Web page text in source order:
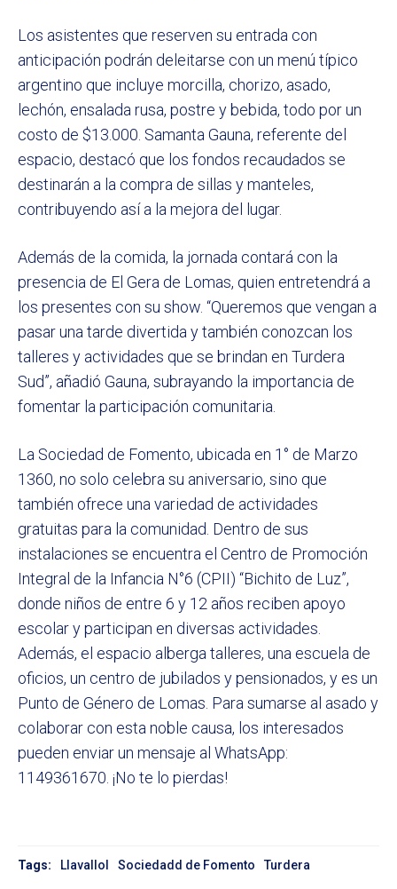
Los asistentes que reserven su entrada con
anticipación podrán deleitarse con un menú típico
argentino que incluye morcilla, chorizo, asado,
lechón, ensalada rusa, postre y bebida, todo por un
costo de $13.000. Samanta Gauna, referente del
espacio, destacó que los fondos recaudados se
destinarán a la compra de sillas y manteles,
contribuyendo así a la mejora del lugar.
Además de la comida, la jornada contará con la
presencia de El Gera de Lomas, quien entretendrá a
los presentes con su show. “Queremos que vengan a
pasar una tarde divertida y también conozcan los
talleres y actividades que se brindan en Turdera
Sud”, añadió Gauna, subrayando la importancia de
fomentar la participación comunitaria.
La Sociedad de Fomento, ubicada en 1° de Marzo
1360, no solo celebra su aniversario, sino que
también ofrece una variedad de actividades
gratuitas para la comunidad. Dentro de sus
instalaciones se encuentra el Centro de Promoción
Integral de la Infancia N°6 (CPII) “Bichito de Luz”,
donde niños de entre 6 y 12 años reciben apoyo
escolar y participan en diversas actividades.
Además, el espacio alberga talleres, una escuela de
oficios, un centro de jubilados y pensionados, y es un
Punto de Género de Lomas. Para sumarse al asado y
colaborar con esta noble causa, los interesados
pueden enviar un mensaje al WhatsApp:
1149361670. ¡No te lo pierdas!
Tags: Llavallol Sociedadd de Fomento Turdera